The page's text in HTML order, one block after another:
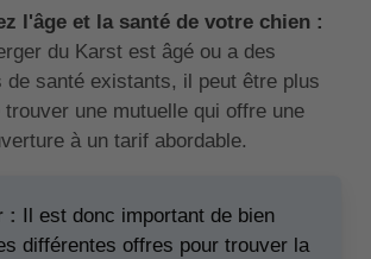
l'âge et la santé de votre chien :
du Karst est âgé ou a des
de santé existants, il peut être plus
une mutuelle qui offre une
à un tarif abordable.
: Il est donc important de bien
différentes offres pour trouver la